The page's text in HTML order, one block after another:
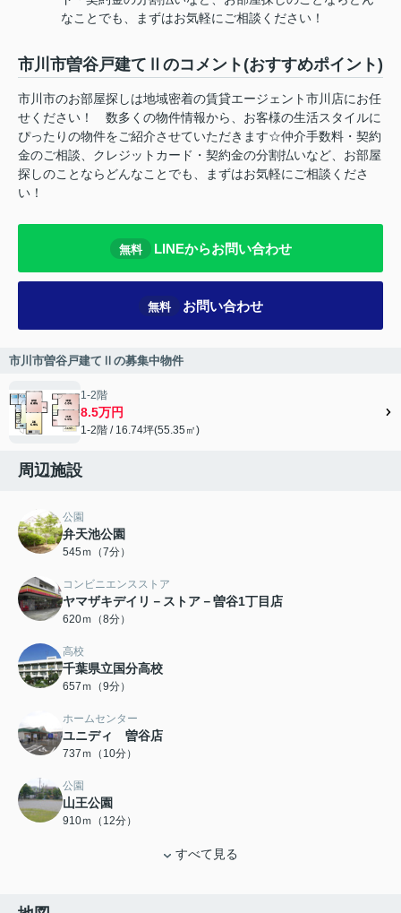
なことでも、まずはお気軽にご相談ください！
市川市曽谷戸建てⅡのコメント(おすすめポイント)
市川市のお部屋探しは地域密着の賃貸エージェント市川店にお任
せください！ 数多くの物件情報から、お客様の生活スタイルに
ぴったりの物件をご紹介させていただきます☆仲介手数料・契約
金のご相談、クレジットカード・契約金の分割払いなど、お部屋
探しのことならどんなことでも、まずはお気軽にご相談くださ
い！
無料 LINEからお問い合わせ
無料 お問い合わせ
市川市曽谷戸建てⅡの募集中物件
1-2階
8.5万円
1-2階 / 16.74坪(55.35㎡)
周辺施設
公園
弁天池公園
545ｍ（7分）
コンビニエンスストア
ヤマザキデイリ－ストア－曽谷1丁目店
620ｍ（8分）
高校
千葉県立国分高校
657ｍ（9分）
ホームセンター
ユニディ 曽谷店
737ｍ（10分）
公園
山王公園
910ｍ（12分）
すべて見る